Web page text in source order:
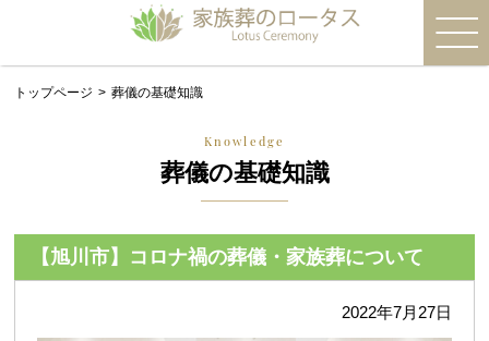
トップページ 葬儀の基礎知識
Knowledge
葬儀の基礎知識
【旭川市】コロナ禍の葬儀・家族葬について
2022年7月27日